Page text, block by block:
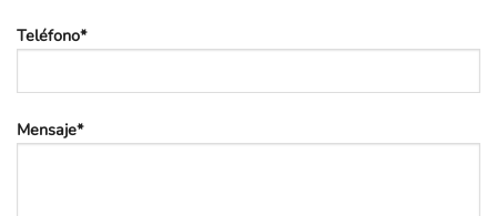
Teléfono*
Mensaje*